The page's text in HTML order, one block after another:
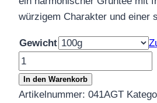
würzigem Charakter und einer
Gewicht
Grüner
Tee
Moringa
In den Warenkorb
Artikelnummer: 041AGT